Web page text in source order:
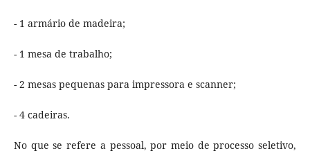
- 1 armário de madeira;
- 1 mesa de trabalho;
- 2 mesas pequenas para impressora e scanner;
- 4 cadeiras.
No que se refere a pessoal, por meio de processo seletivo,